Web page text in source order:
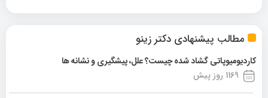
مطالب پیشنهادی دکتر زینو
کاردیومیوپاتی گشاد شده چیست؟ علل، پیشگیری و نشانه ها
1169 روز پیش